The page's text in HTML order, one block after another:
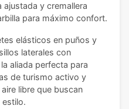
ajustada y cremallera
para máximo confort.
elásticos en puños y
laterales con
aliada perfecta para
de turismo activo y
libre que buscan
estilo.